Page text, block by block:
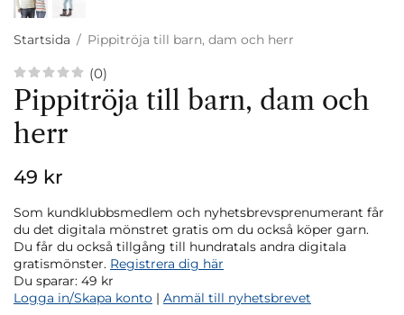
Startsida / Pippitröja till barn, dam och herr
(0)
Pippitröja till barn, dam och
herr
49 kr
Som kundklubbsmedlem och nyhetsbrevsprenumerant får
du det digitala mönstret gratis om du också köper garn.
Du får du också tillgång till hundratals andra digitala
gratismönster. Registrera dig här
Du sparar: 49 kr
Logga in/Skapa konto | Anmäl till nyhetsbrevet